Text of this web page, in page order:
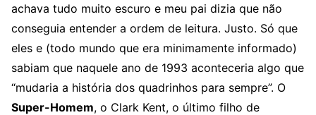
achava tudo muito escuro e meu pai dizia que não
conseguia entender a ordem de leitura. Justo. Só que
eles e (todo mundo que era minimamente informado)
sabiam que naquele ano de 1993 aconteceria algo que
“mudaria a história dos quadrinhos para sempre”. O
Super-Homem, o Clark Kent, o último filho de